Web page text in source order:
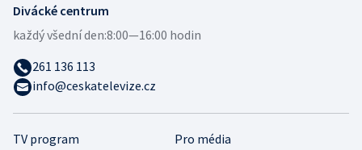
TV program
Pro média
Divácké centrum
každý všední den:8:00—16:00 hodin
261 136 113
info@ceskatelevize.cz